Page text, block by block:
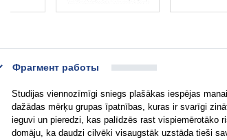
Фрагмент работы
Studijas viennozīmīgi sniegs plašākas iespējas
dažādas mērķu grupas īpatnības, kuras ir svarīgi
ieguvi un pieredzi, kas palīdzēs rast vispiemērotāko
domāju, ka daudzi cilvēki visaugstāk uzstāda tieši